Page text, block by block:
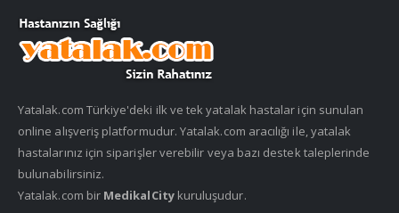
Yatalak.com Türkiye'deki ilk ve tek yatalak hastalar için sunulan
online alışveriş platformudur. Yatalak.com aracılığı ile, yatalak
hastalarınız için siparişler verebilir veya bazı destek taleplerinde
bulunabilirsiniz.
Yatalak.com bir MedikalCitykuruluşudur.